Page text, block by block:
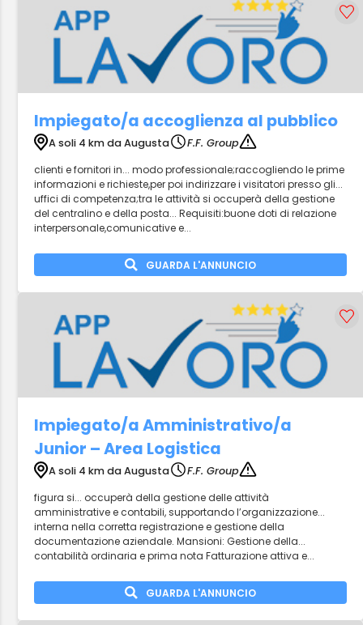
Impiegato/a accoglienza al pubblico
A soli 4 km da Augusta
F.F. Group
clienti e fornitori in... modo professionale;raccogliendo le prime
informazioni e richieste,per poi indirizzare i visitatori presso gli...
uffici di competenza;tra le attività si occuperà della gestione
del centralino e della posta... Requisiti:buone doti di relazione
interpersonale,comunicative e...
GUARDA L'ANNUNCIO
Impiegato/a Amministrativo/a
Junior – Area Logistica
A soli 4 km da Augusta
F.F. Group
figura si... occuperà della gestione delle attività
amministrative e contabili, supportando l’organizzazione...
interna nella corretta registrazione e gestione della
documentazione aziendale. Mansioni: Gestione della...
contabilità ordinaria e prima nota Fatturazione attiva e...
GUARDA L'ANNUNCIO